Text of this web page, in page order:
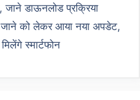
जाने डाऊनलोड प्रक्रिया
जाने को लेकर आया नया अपडेट,
स्मार्टफोन